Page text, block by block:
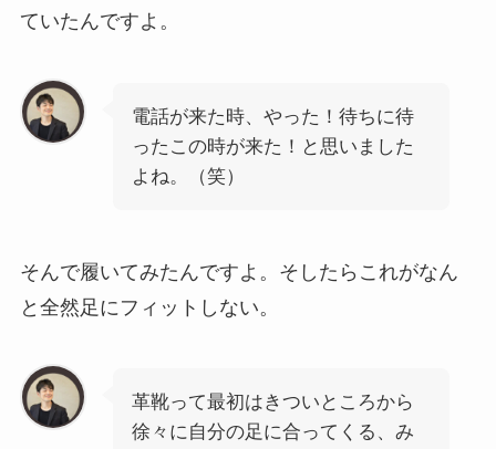
ていたんですよ。
電話が来た時、やった！待ちに待
ったこの時が来た！と思いました
よね。（笑）
そんで履いてみたんですよ。そしたらこれがなん
と全然足にフィットしない。
革靴って最初はきついところから
徐々に自分の足に合ってくる、み